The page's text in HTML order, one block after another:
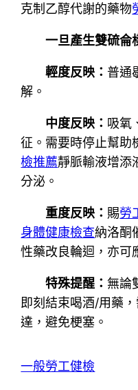
克制乙醇代謝的藥物
一旦產生雙硫侖
輕度反映： 普通
解。
中度反映： 吸氧
征。需要時停止幫助
檢推薦靜脈輸液增添
分泌。
重度反映： 賜勞
身體健康檢查納洛酮
性藥改良輪迴，亦可
特殊提醒： 無論
即刻結束喝酒/用藥
達，避免梗塞。
一般勞工健檢